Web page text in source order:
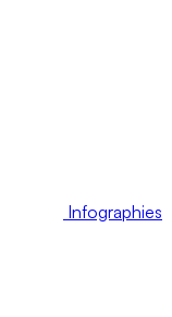
Infographies